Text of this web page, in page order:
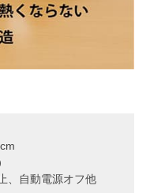
、自動電源オフ他